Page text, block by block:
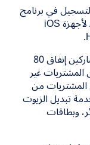
في برنامج
لأجهزةiOS
إنفاق80
المشتريات غير
المشتريات من
تبديل الزيوت
وبطاقات